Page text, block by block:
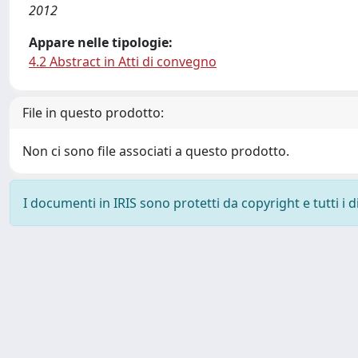
2012
Appare nelle tipologie:
4.2 Abstract in Atti di convegno
File in questo prodotto:
Non ci sono file associati a questo prodotto.
I documenti in IRIS sono protetti da copyright e tutti i